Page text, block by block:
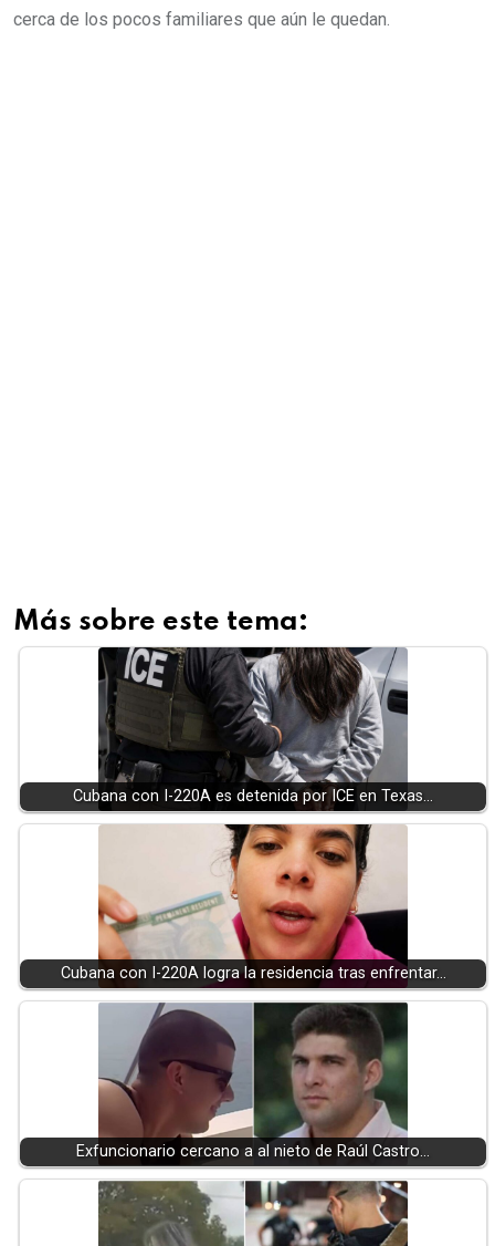
cerca de los pocos familiares que aún le quedan.
Más sobre este tema:
Cubana con I-220A es detenida por ICE en Texas…
Cubana con I-220A logra la residencia tras enfrentar…
Exfuncionario cercano a al nieto de Raúl Castro…